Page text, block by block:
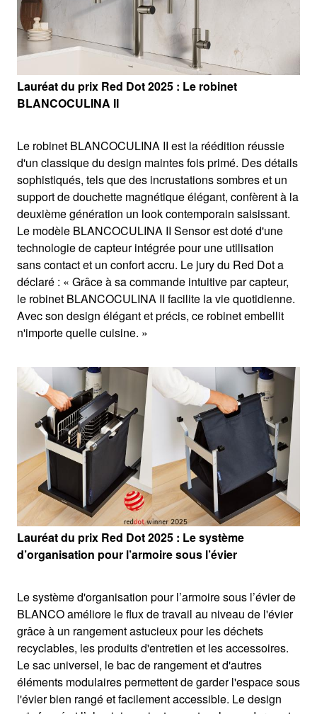
Lauréat du prix Red Dot 2025 : Le robinet
BLANCOCULINA II
Le robinet BLANCOCULINA II est la réédition réussie
d'un classique du design maintes fois primé. Des détails
sophistiqués, tels que des incrustations sombres et un
support de douchette magnétique élégant, confèrent à la
deuxième génération un look contemporain saisissant.
Le modèle BLANCOCULINA II Sensor est doté d'une
technologie de capteur intégrée pour une utilisation
sans contact et un confort accru. Le jury du Red Dot a
déclaré : « Grâce à sa commande intuitive par capteur,
le robinet BLANCOCULINA II facilite la vie quotidienne.
Avec son design élégant et précis, ce robinet embellit
n'importe quelle cuisine. »
Lauréat du prix Red Dot 2025 : Le système
d’organisation pour l’armoire sous l’évier
Le système d'organisation pour l’armoire sous l’évier de
BLANCO améliore le flux de travail au niveau de l'évier
grâce à un rangement astucieux pour les déchets
recyclables, les produits d'entretien et les accessoires.
Le sac universel, le bac de rangement et d'autres
éléments modulaires permettent de garder l'espace sous
l'évier bien rangé et facilement accessible. Le design